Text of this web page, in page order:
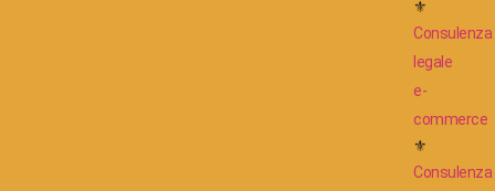
⚜
Consulenza
legale
e-
commerce
⚜
Consulenza